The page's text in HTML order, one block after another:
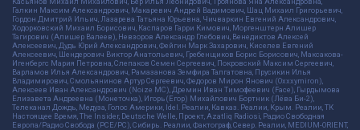
Галкин Максим Александрович, Макаревич Андрей Вадимович, Шац Михаил Григорьевич,
Гордон Дмитрий Ильич, Лазарева Татьяна Юрьевна, Чичваркин Евгений Александрович,
Ходорковский Михаил Борисович, Каспаров Гарри Кимович, Моргенштерн Алишер
Тагирович (Алишер Валеев), Невзоров Александр Глебович, Венедиктов Алексей
Алексеевич, Дудь Юрий Александрович, Фейгин Марк Захарович, Киселев Евгений
Алексеевич, Шендерович Виктор Анатольевич, Гребенщиков Борис Борисович, Максакова-
Игенбергс Мария Петровна, Слепаков Семен Сергеевич, Покровский Максим Сергеевич,
Варламов Илья Александрович, Рамазанова Земфира Талгатовна, Прусикин Илья
Владимирович, Смольянинов Артур Сергеевич, Федоров Мирон Янович (Oxxxymiron),
Алексеев Иван Александрович (Noize MC), Дремин Иван Тимофеевич (Face), Гырдымова
Елизавета Андреевна (Монеточка), Игорь(Егор) Михайлович Бортник (Лёва Би-2),
Телеканал Дождь, Медуза, Голос Америки, Idel. Реалии, Кавказ. Реалии, Крым. Реалии, ТК
Настоящее Время, The Insider, Deutsche Welle, Проект, Azatliq Radiosi, Радио Свободная
Европа/Радио Свобода (PCE/PC), Сибирь. Реалии, Фактограф, Север. Реалии, MEDIUM-ORIENT,